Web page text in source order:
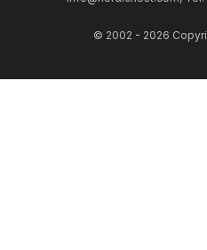
© 2002 - 2026